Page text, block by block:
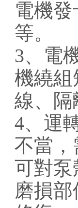
電機
等。
3、電
機繞組
線、隔
4、運
不當，
可對泵
磨損